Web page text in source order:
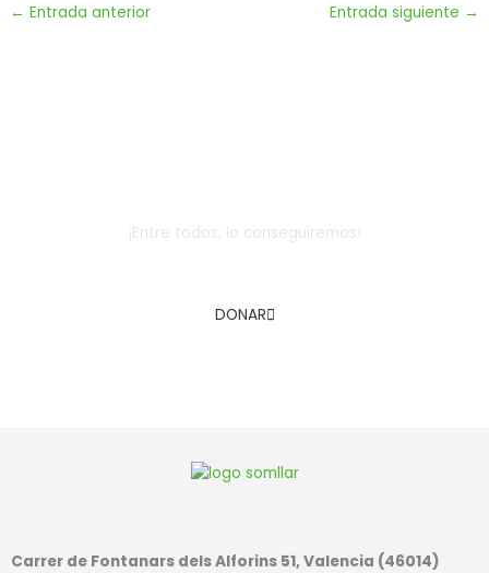
← Entrada anterior Entrada siguiente →
¡Entre todos, lo conseguiremos!
DONAR
Carrer de Fontanars dels Alforins 51, Valencia (46014)